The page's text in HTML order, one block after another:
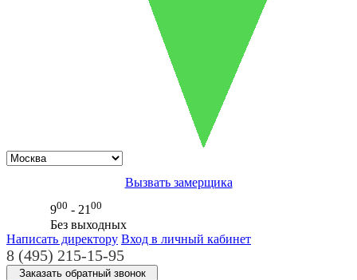
Вызвать замерщика
900 - 2100
Без выходных
Написать директору Вход в личный кабинет
8 (495) 215-15-95
Заказать обратный звонок